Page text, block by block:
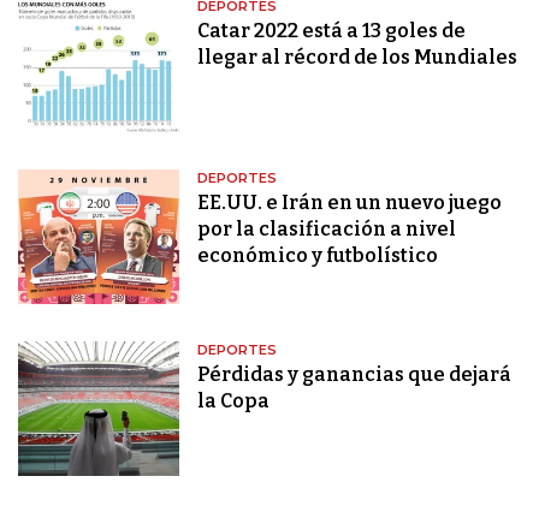
DEPORTES
Catar 2022 está a 13 goles de
llegar al récord de los Mundiales
DEPORTES
EE.UU. e Irán en un nuevo juego
por la clasificación a nivel
económico y futbolístico
DEPORTES
Pérdidas y ganancias que dejará
la Copa